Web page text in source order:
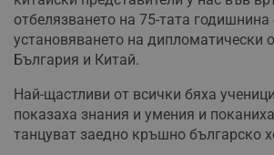
отбелязването на 75-тата годишнина
установяването на дипломатически
България и Китай.
Най-щастливи от всички бяха
показаха знания и умения и
танцуват заедно кръшно българско